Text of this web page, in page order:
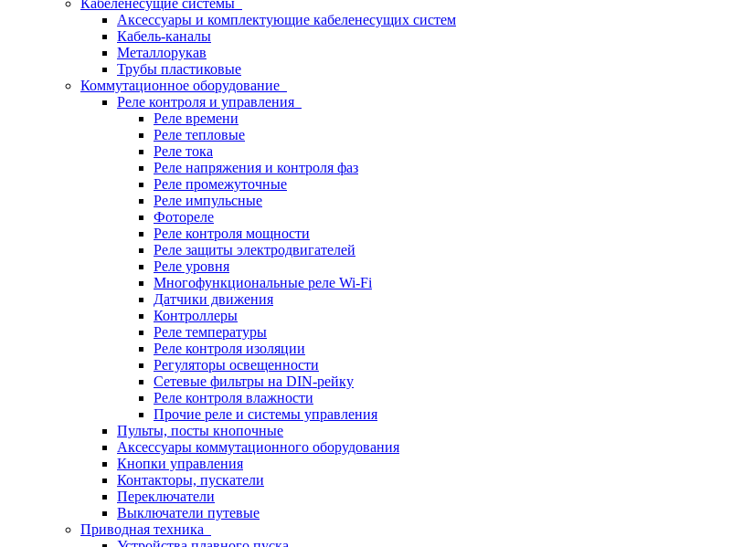
Кабеленесущие системы
Аксессуары и комплектующие кабеленесущих систем
Кабель-каналы
Металлорукав
Трубы пластиковые
Коммутационное оборудование
Реле контроля и управления
Реле времени
Реле тепловые
Реле тока
Реле напряжения и контроля фаз
Реле промежуточные
Реле импульсные
Фотореле
Реле контроля мощности
Реле защиты электродвигателей
Реле уровня
Многофункциональные реле Wi-Fi
Датчики движения
Контроллеры
Реле температуры
Реле контроля изоляции
Регуляторы освещенности
Сетевые фильтры на DIN-рейку
Реле контроля влажности
Прочие реле и системы управления
Пульты, посты кнопочные
Аксессуары коммутационного оборудования
Кнопки управления
Контакторы, пускатели
Переключатели
Выключатели путевые
Приводная техника